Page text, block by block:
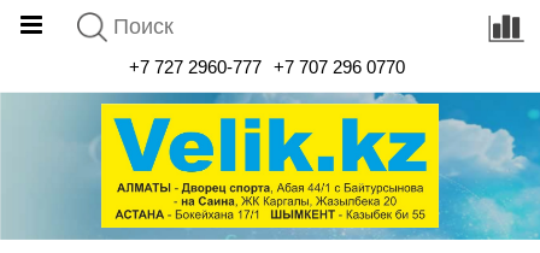
+7 727 2960-777 +7 707 296 0770